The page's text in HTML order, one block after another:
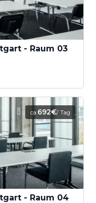
- Raum 03
ca.692€/ Tag
- Raum 04